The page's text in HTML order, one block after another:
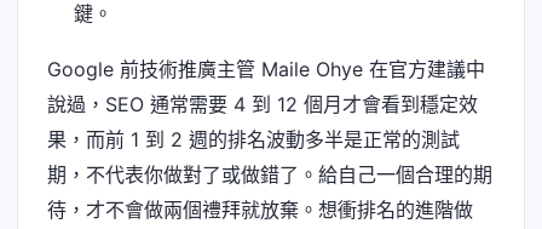
鍵。
Google 前技術推廣主管 Maile Ohye 在官方建議中
說過，SEO 通常需要 4 到 12 個月才會看到穩定效
果，而前 1 到 2 週的排名波動多半是正常的測試
期，不代表你做對了或做錯了。給自己一個合理的期
待，才不會做兩個禮拜就放棄。想衝排名的進階做